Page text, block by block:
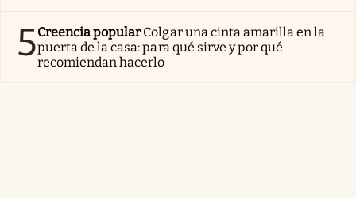
5Creencia popularColgar una cinta amarilla en la
puerta de la casa: para qué sirve y por qué
recomiendan hacerlo